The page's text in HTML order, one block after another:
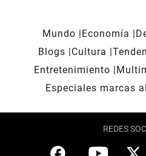
Mundo Economía
Blogs
Cultura
Entretenimiento
Especiales marcas
REDES